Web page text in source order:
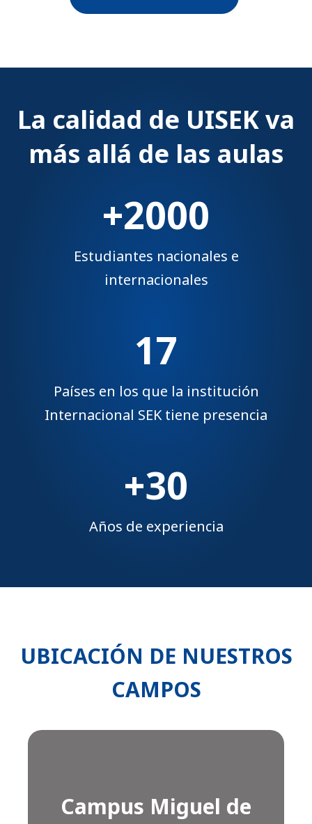
La calidad de UISEK va
más allá de las aulas
+2000
Estudiantes nacionales e
internacionales
17
Países en los que la institución
Internacional SEK tiene presencia
+30
Años de experiencia
UBICACIÓN DE NUESTROS
CAMPOS
Campus Miguel de